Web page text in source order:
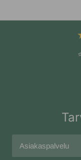
Asiakaspalvelu